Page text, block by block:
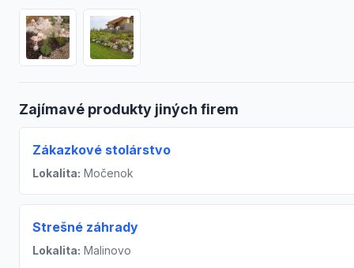
Zajímavé produkty jiných firem
Zákazkové stolárstvo
Lokalita: Močenok
Strešné záhrady
Lokalita: Malinovo